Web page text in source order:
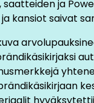
sekä
käytiin
sovellettavia
visiitin
sai esitellä
saatteiden ja
kansiot saivat